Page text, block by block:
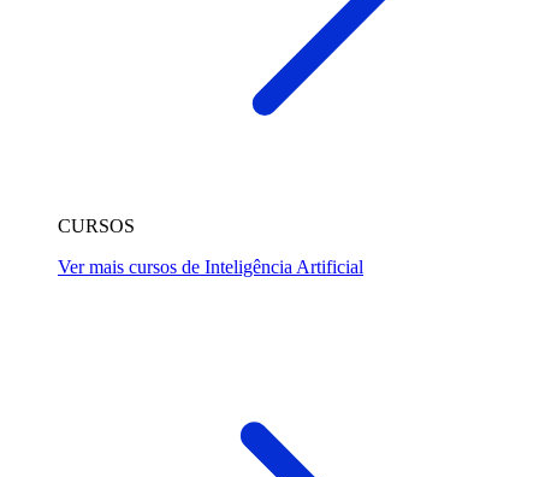
CURSOS
Ver mais cursos de Inteligência Artificial